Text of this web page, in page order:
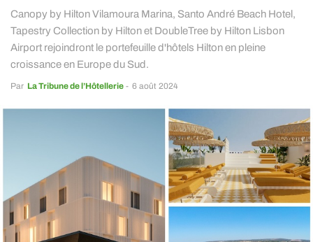
Canopy by Hilton Vilamoura Marina, Santo André Beach Hotel,
Tapestry Collection by Hilton et DoubleTree by Hilton Lisbon
Airport rejoindront le portefeuille d'hôtels Hilton en pleine
croissance en Europe du Sud.
Par La Tribune de l’Hôtellerie - 6 août 2024